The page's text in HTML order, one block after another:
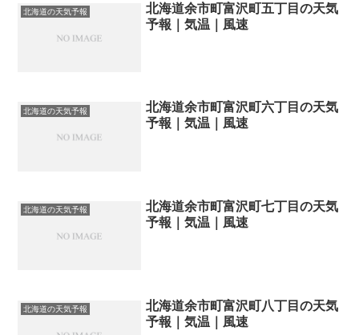
北海道の天気予報
北海道余市町富沢町五丁目の天気
予報｜気温｜風速
北海道の天気予報
北海道余市町富沢町六丁目の天気
予報｜気温｜風速
北海道の天気予報
北海道余市町富沢町七丁目の天気
予報｜気温｜風速
北海道の天気予報
北海道余市町富沢町八丁目の天気
予報｜気温｜風速